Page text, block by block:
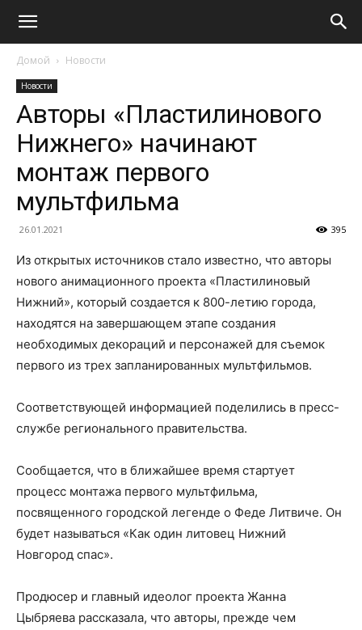
Домой Новости
Новости
Авторы «Пластилинового
Нижнего» начинают
монтаж первого
мультфильма
26.01.2021 395
Из открытых источников стало известно, что авторы
нового анимационного проекта «Пластилиновый
Нижний», который создается к 800-летию города,
находятся на завершающем этапе создания
необходимых декораций и персонажей для съемок
первого из трех запланированных мультфильмов.
Соответствующей информацией поделились в пресс-
службе регионального правительства.
Сообщается, что в ближайшее время стартует
процесс монтажа первого мультфильма,
посвященного городской легенде о Феде Литвиче. Он
будет называться «Как один литовец Нижний
Новгород спас».
Продюсер и главный идеолог проекта Жанна
Цыбряева рассказала, что авторы, прежде чем